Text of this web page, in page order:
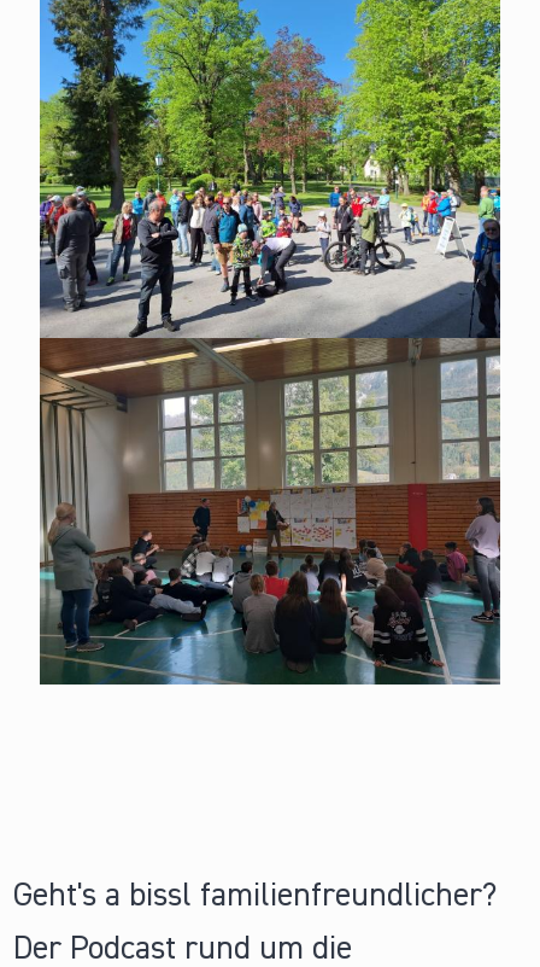
Geht's a bissl familienfreundlicher?
Der Podcast rund um die